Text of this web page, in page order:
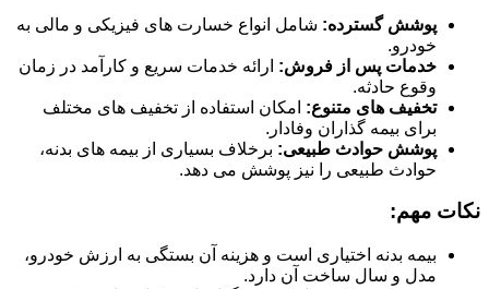
پوشش گسترده: شامل انواع خسارت های فیزیکی و مالی به
خودرو.
خدمات پس از فروش: ارائه خدمات سریع و کارآمد در زمان
وقوع حادثه.
تخفیف های متنوع: امکان استفاده از تخفیف های مختلف
برای بیمه گذاران وفادار.
پوشش حوادث طبیعی: برخلاف بسیاری از بیمه های بدنه،
حوادث طبیعی را نیز پوشش می دهد.
نکات مهم:
بیمه بدنه اختیاری است و هزینه آن بستگی به ارزش خودرو،
مدل و سال ساخت آن دارد.